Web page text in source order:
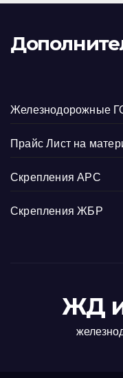
Железнодорожные
Прайс Лист на
Скрепления АРС
Скрепления ЖБР
ЖД